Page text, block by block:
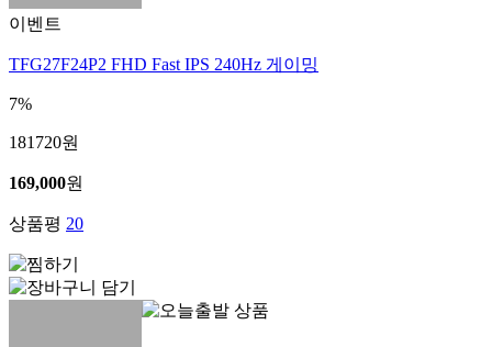
이벤트
TFG27F24P2 FHD Fast IPS 240Hz 게이밍
7%
181720원
169,000원
상품평 20